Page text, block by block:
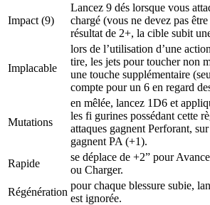
Impact (9)
Lancez 9 dés lorsque vous
chargé (vous ne devez pas
résultat de 2+, la cible subit
Implacable
lors de l’utilisation d’une
tire, les jets pour toucher non
une touche supplémentaire
compte pour un 6 en regard
Mutations
en mêlée, lancez 1D6 et
les fi gurines possédant cette
attaques gagnent Perforant,
gagnent PA (+1).
Rapide
se déplace de +2” pour
ou Charger.
Régénération
pour chaque blessure subie,
est ignorée.